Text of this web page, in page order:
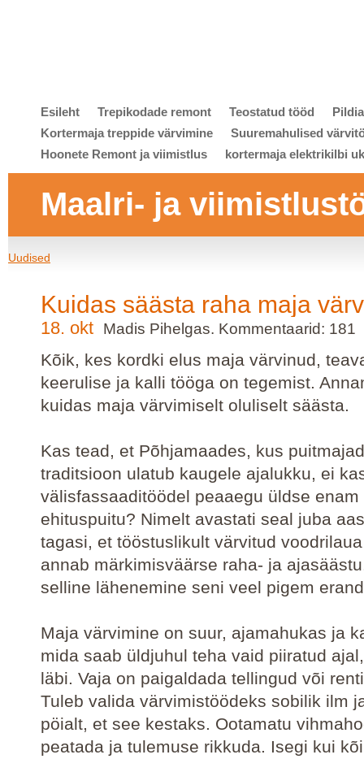
Esileht Trepikodade remont Teostatud tööd
Kortermaja treppide värvimine
Suuremahulised
Hoonete Remont ja viimistlus
kortermaja elektrikilbi
Maalri- ja
Uudised
Kuidas säästa raha maja
18. okt Madis Pihelgas. Kommentaarid: 181
Kõik, kes kordki elus maja värvinud,
keerulise ja kalli tööga on tegemist.
kuidas maja värvimiselt oluliselt säästa.
Kas tead, et Põhjamaades, kus
traditsioon ulatub kaugele ajalukku, ei
välisfassaaditöödel peaaegu üldse
ehituspuitu? Nimelt avastati seal juba
tagasi, et tööstuslikult värvitud
annab märkimisväärse raha- ja
selline lähenemine seni veel pigem
Maja värvimine on suur, ajamahukas ja
mida saab üldjuhul teha vaid piiratud
läbi. Vaja on paigaldada tellingud või
Tuleb valida värvimistöödeks sobilik ilm
pöialt, et see kestaks. Ootamatu
peatada ja tulemuse rikkuda. Isegi kui